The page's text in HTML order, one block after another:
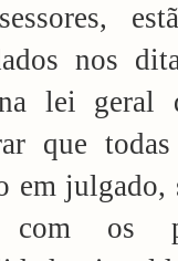
nos
lei geral
que
em julgado,
com os